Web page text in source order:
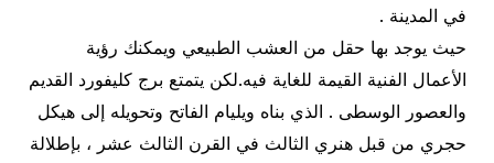
في المدينة .
حيث يوجد بها حقل من العشب الطبيعي ويمكنك رؤية
الأعمال الفنية القيمة للغاية فيه.لكن يتمتع برج كليفورد القديم
والعصور الوسطى . الذي بناه ويليام الفاتح وتحويله إلى هيكل
حجري من قبل هنري الثالث في القرن الثالث عشر ، بإطلالة